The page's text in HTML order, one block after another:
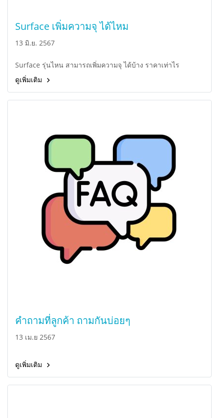
Surface เพิ่มความจุ ได้ไหม
13 มิ.ย. 2567
Surface รุ่นไหน สามารถเพิ่มความจุ ได้บ้าง ราคาเท่าไร
ดูเพิ่มเติม
คำถามที่ลูกค้า ถามกันบ่อยๆ
13 เม.ย 2567
ดูเพิ่มเติม